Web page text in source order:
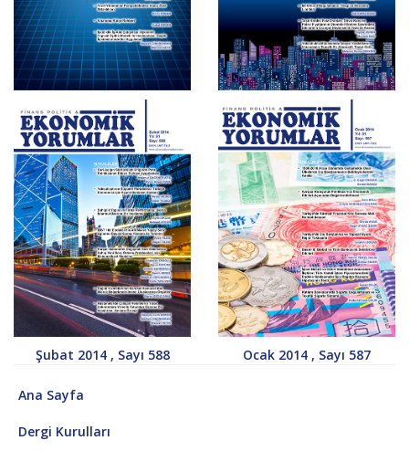
Nisan 2014 , Sayı 590 Mart 2014 , Sayı 589
Şubat 2014 , Sayı 588 Ocak 2014 , Sayı 587
Ana Sayfa
Dergi Kurulları